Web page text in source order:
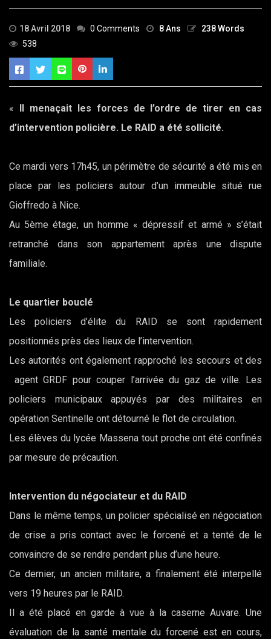
18 Avril 2018 0 Comments 8 Ans
238 Words
538
«
Il menaçait les forces de l’ordre de tirer en cas
d’intervention policière. Le RAID a été sollicité.
Ce mardi vers 17h45, un périmètre de sécurité a été mis en
place par les policiers autour d’un immeuble situé rue
Gioffredo à Nice.
Au 5ème étage, un homme « dépressif et armé » s’était
retranché dans son appartement après une dispute
familiale.
Le quartier bouclé
Les policiers d’élite du RAID se sont rapidement
positionnés près des lieux de l’intervention.
Les autorités ont également rapproché les secours et des
agent GRDF pour couper l’arrivée du gaz de ville. Les
policiers municipaux appuyés par des militaires en
opération Sentinelle ont détourné le flot de circulation.
Les élèves du lycée Massena tout proche ont été confinés
par mesure de précaution.
Intervention du négociateur et du RAID
Dans le même temps, un policier spécialisé en négociation
de crise a pris contact avec le forcené et a tenté de le
convaincre de se rendre pendant plus d’une heure.
Ce dernier, un ancien militaire, a finalement été interpellé
vers 19 heures par le RAID.
Il a été placé en garde à vue à la caserne Auvare. Une
évaluation de la santé mentale du forcené est en cours,